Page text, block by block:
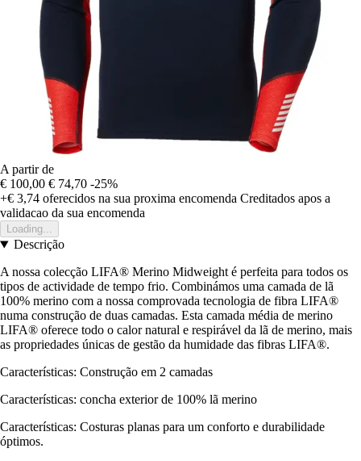
A partir de
€ 100,00 € 74,70 -25%
+€ 3,74 oferecidos na sua proxima encomenda Creditados apos a
validacao da sua encomenda
Loading...
Descrição
A nossa colecção LIFA® Merino Midweight é perfeita para todos os
tipos de actividade de tempo frio. Combinámos uma camada de lã
100% merino com a nossa comprovada tecnologia de fibra LIFA®
numa construção de duas camadas. Esta camada média de merino
LIFA® oferece todo o calor natural e respirável da lã de merino, mais
as propriedades únicas de gestão da humidade das fibras LIFA®.
Características: Construção em 2 camadas
Características: concha exterior de 100% lã merino
Características: Costuras planas para um conforto e durabilidade
óptimos.